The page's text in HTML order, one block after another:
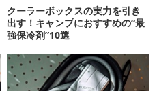
クーラーボックスの実力を引き
出す！キャンプにおすすめの“最
強保冷剤”10選